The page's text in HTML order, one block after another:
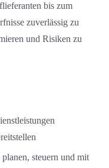
bis zum
zuverlässig zu
und Risiken zu
steuern und mit